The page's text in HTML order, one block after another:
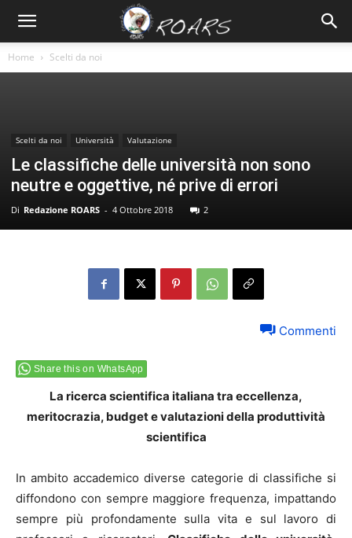
Home Scelti da noi
Scelti da noi Università Valutazione
Le classifiche delle università non sono
neutre e oggettive, né prive di errori
Di Redazione ROARS - 4 Ottobre 2018 2
Commenti
Share this on WhatsApp
La ricerca scientifica italiana tra eccellenza,
meritocrazia, budget e valutazioni della produttività
scientifica
In ambito accademico diverse categorie di classifiche si
diffondono con sempre maggiore frequenza, impattando
sempre più profondamente sulla vita e sul lavoro di